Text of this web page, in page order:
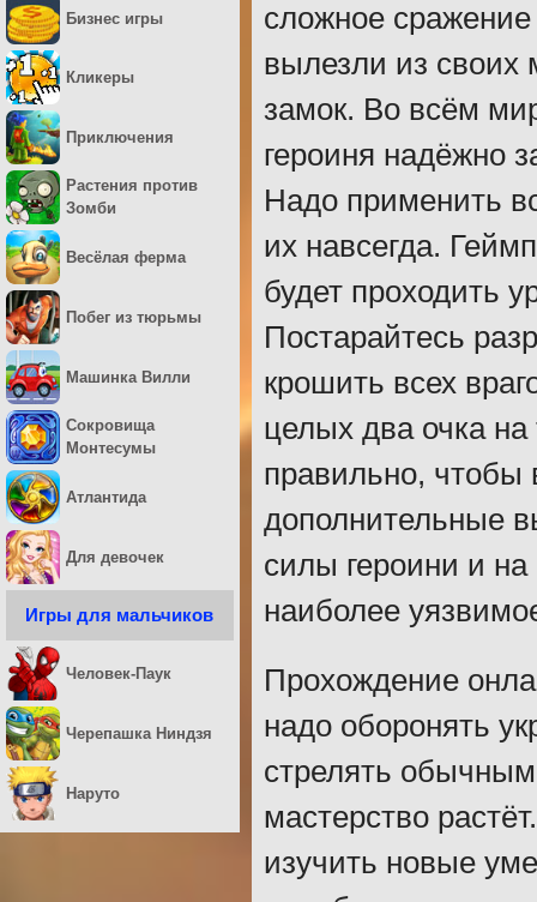
сложное
вылезли из своих
замок. Во всём
героиня надёжно
Надо применить
их навсегда.
будет проходить
Постарайтесь
крошить всех
целых два очка
правильно, чтобы
дополнительные
силы героини и
наиболее
Прохождение
надо оборонять
стрелять
мастерство
изучить новые
Бизнес игры
Кликеры
Приключения
Растения против
Зомби
Весёлая ферма
Побег из тюрьмы
Машинка Вилли
Сокровища
Монтесумы
Атлантида
Для девочек
Игры для мальчиков
Человек-Паук
Черепашка Ниндзя
Наруто